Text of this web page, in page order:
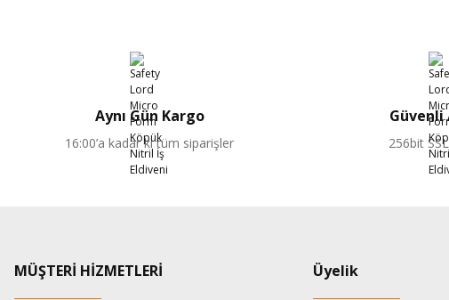
Aynı Gün Kargo
16:00’a kadar ki tüm siparişler
Güvenli
256bit
MÜŞTERİ HİZMETLERİ Üyelik